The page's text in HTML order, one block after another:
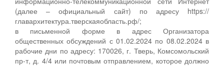
(далее – официальный сайт) по адресу https://
главархитектура.тверскаяобласть.рф/;
в письменной форме в адрес Организатора
общественных обсуждений с 01.02.2024 по 08.02.2024 в
рабочие дни по адресу: 170026, г. Тверь, Комсомольский
пр-т, д. 4/4 или почтовым отправлением, которое должно